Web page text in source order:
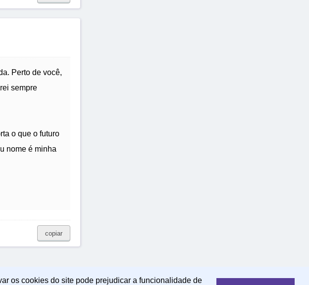
os cookies do site pode prejudicar a funcionalidade de
Perto de você,
sempre
o que o futuro
nome é minha
copiar